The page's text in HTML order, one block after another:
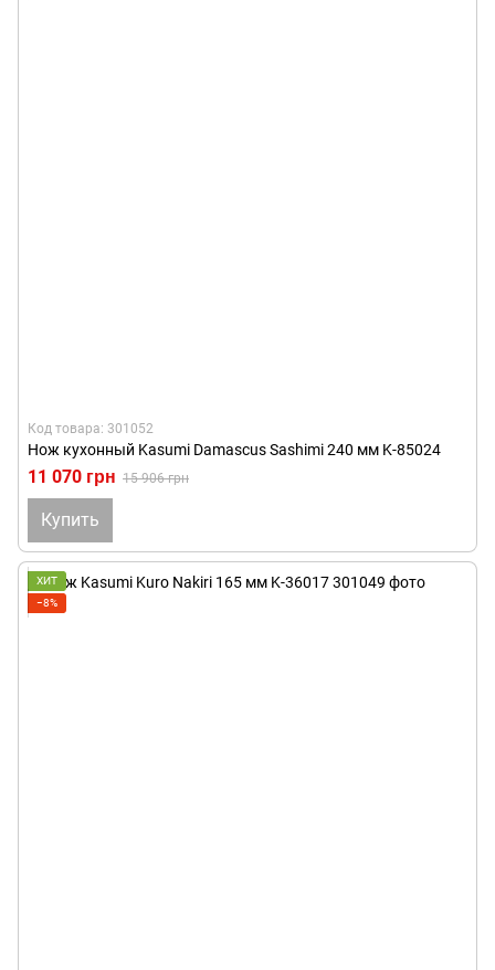
Код товара: 301052
Нож кухонный Kasumi Damascus Sashimi 240 мм K-85024
11 070 грн 15 906 грн
Купить
ХИТ
−8%